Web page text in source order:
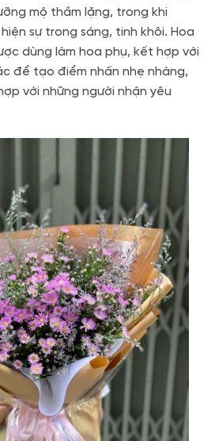
mộ thầm lặng, trong khi
sự trong sáng, tinh khôi. Hoa
dùng làm hoa phụ, kết hợp với
để tạo điểm nhấn nhẹ nhàng,
với những người nhận yêu